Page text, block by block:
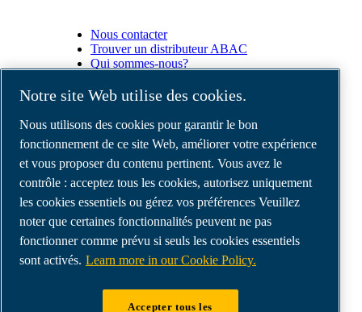
Nous contacter
Trouver un distributeur ABAC
Qui sommes-nous?
Partenaires
Espace
Partenaires
commerciaux
E-
Connect
2.0
Portal
Notre site Web utilise des cookies.
Nous utilisons des cookies pour garantir le bon
fonctionnement de ce site Web, améliorer votre expérience
et vous proposer du contenu pertinent. Vous avez le
contrôle : acceptez tous les cookies, autorisez uniquement
les cookies essentiels ou gérez vos préférences Veuillez
noter que certaines fonctionnalités peuvent ne pas
fonctionner comme prévu si seuls les cookies essentiels
sont activés. Learn more in our Cookie Policy.
Accepter tous les